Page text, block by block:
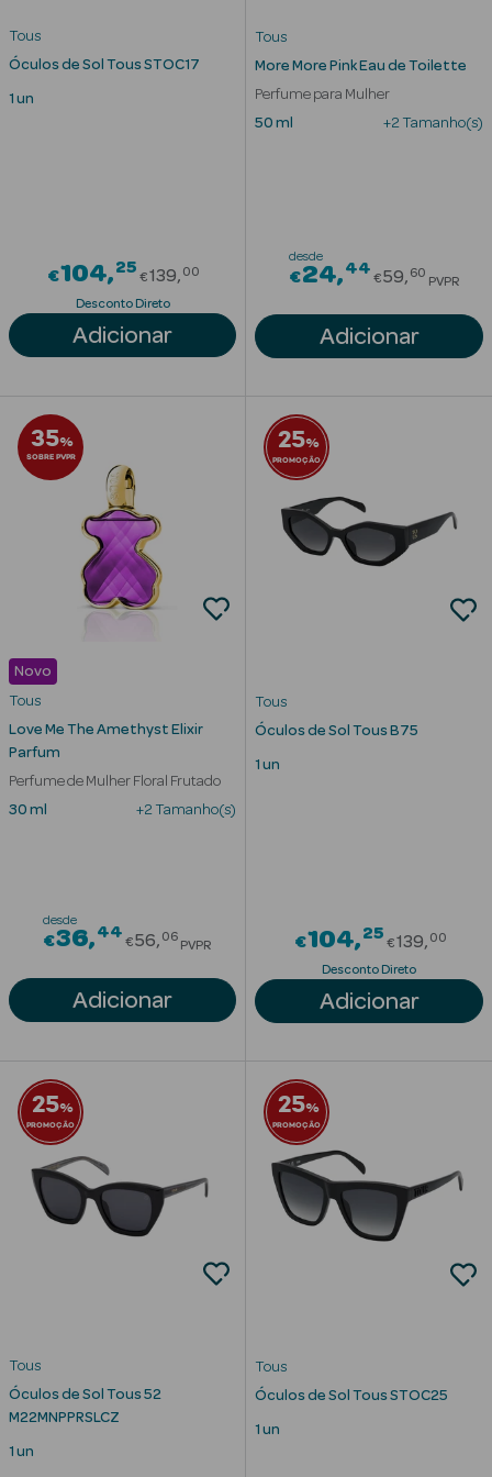
Corpo
Solares Bebé e
Criança
Rosto e
Anti-
Limpeza Facial
Água Micelar
Solares
Máscaras
Faciais
Lábios
Tous
Óculos de Sol Tous STOC17
1 un
€104 25Price reduced from
€139 00
Desconto Direto
Adicionar
Tous
More More Pink Eau de Toilette
Perfume para Mulher
50 ml
+2 Tamanho(s)
desde
€24 44Price
€59 60
PVPR
Adicionar
35%
SOBRE PVPR
Novo
Tous
Love Me The Amethyst Elixir
Parfum
Perfume de Mulher Floral Frutado
30 ml
+2 Tamanho(s)
desde
€36 44Price reduced from
€56 06
PVPR
Adicionar
25%
PROMOÇÃO
Tous
Óculos de Sol Tous B75
1 un
€104 25Price
€139 00
Desconto Direto
Adicionar
25%
PROMOÇÃO
Tous
Óculos de Sol Tous 52
M22MNPPRSLCZ
1 un
25%
PROMOÇÃO
Tous
Óculos de Sol Tous STOC25
1 un